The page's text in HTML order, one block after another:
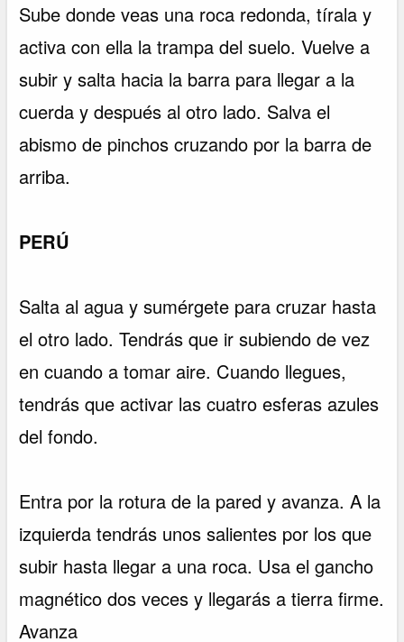
Sube donde veas una roca redonda, tírala y
activa con ella la trampa del suelo. Vuelve a
subir y salta hacia la barra para llegar a la
cuerda y después al otro lado. Salva el
abismo de pinchos cruzando por la barra de
arriba.
PERÚ
Salta al agua y sumérgete para cruzar hasta
el otro lado. Tendrás que ir subiendo de vez
en cuando a tomar aire. Cuando llegues,
tendrás que activar las cuatro esferas azules
del fondo.
Entra por la rotura de la pared y avanza. A la
izquierda tendrás unos salientes por los que
subir hasta llegar a una roca. Usa el gancho
magnético dos veces y llegarás a tierra firme.
Avanza